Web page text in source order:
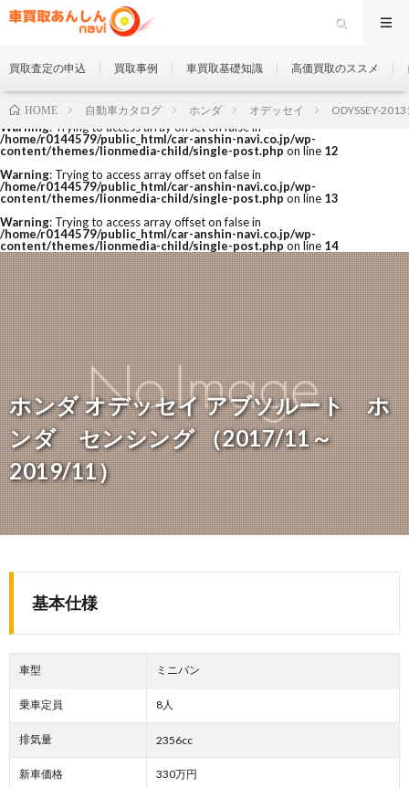
Warning: Trying to access array offset on false in
/home/r0144579/public_html/car-anshin-navi.co.jp/wp-
content/themes/lionmedia-child/single-post.php on line 12
Warning: Trying to access array offset on false in
/home/r0144579/public_html/car-anshin-navi.co.jp/wp-
content/themes/lionmedia-child/single-post.php on line 13
Warning: Trying to access array offset on false in
/home/r0144579/public_html/car-anshin-navi.co.jp/wp-
content/themes/lionmedia-child/single-post.php on line 14
買取査定の申込 買取事例 車買取基礎知識 高価買取のススメ
ホンダ オデッセイ アブソルート ホ
ンダ センシング （2017/11～
2019/11）
HOME 自動車カタログ ホンダ オデッセイ ODYSSEY-
基本仕様
車型 ミニバン
乗車定員 8人
排気量 2356cc
新車価格 330万円